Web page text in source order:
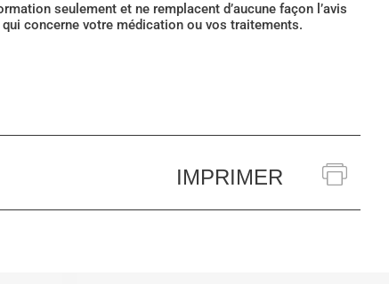
seulement et ne remplacent d’aucune façon l’avis
concerne votre médication ou vos traitements.
IMPRIMER